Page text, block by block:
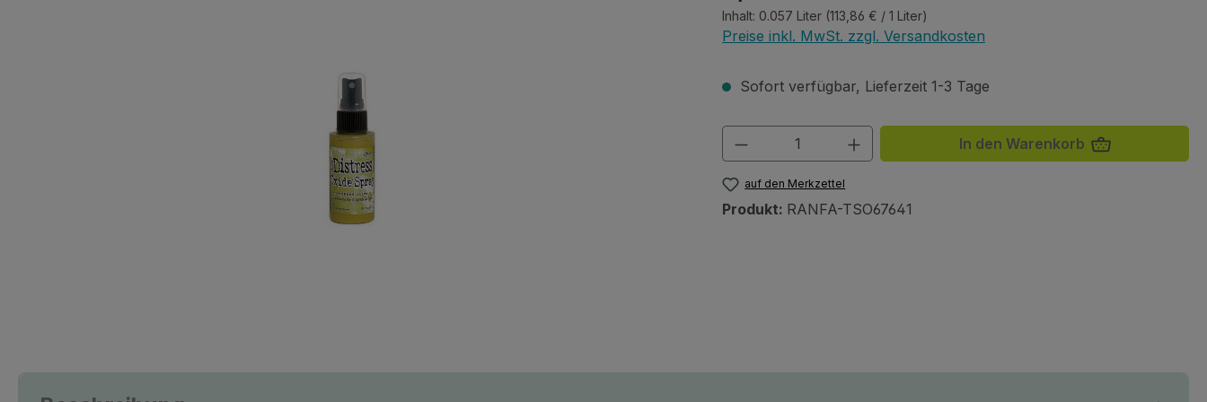
Inhalt: 0.057 Liter (113,86 € / 1 Liter)
Preise inkl. MwSt. zzgl. Versandkosten
Sofort verfügbar, Lieferzeit 1-3 Tage
Produkt Anzahl: Gib den gewünschten Wert
In den Warenkorb
auf den Merkzettel
Produkt: RANFA-TSO67641